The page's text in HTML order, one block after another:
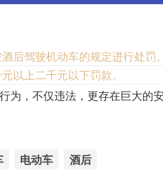
后驾驶机动车的规定进行处罚。
以上二千元以下罚款。
为，不仅违法，更存在巨大的
电动车 酒后